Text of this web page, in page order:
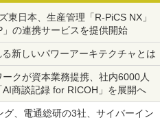
東日本、生産管理「R-PiCS NX」
の連携サービスを提供開始
新しいパワーアーキテクチャとは
クが資本業務提携、社内6000人
商談記録 for RICOH」を展開へ
、電通総研の3社、サイバーイン